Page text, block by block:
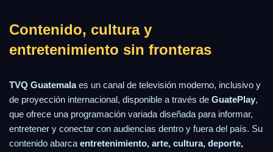
Contenido, cultura y
entretenimiento sin fronteras
TVQ Guatemalaes un canal de televisión moderno, inclusivo y
de proyección internacional, disponible a través de GuatePlay,
que ofrece una programación variada diseñada para informar,
entretener y conectar con audiencias dentro y fuera del país. Su
contenido abarca entretenimiento, arte, cultura, deporte,